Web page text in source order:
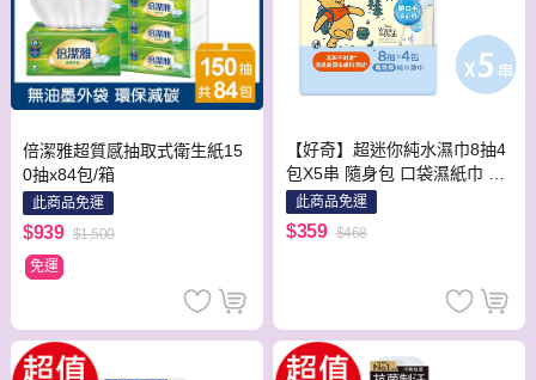
倍潔雅超質感抽取式衛生紙15
0抽x84包/箱
此商品免運
$939 $1,500
免運
【好奇】超迷你純水濕巾8抽4
包X5串 隨身包 口袋濕紙巾 濕
巾 攜帶方便
此商品免運
$359 $468